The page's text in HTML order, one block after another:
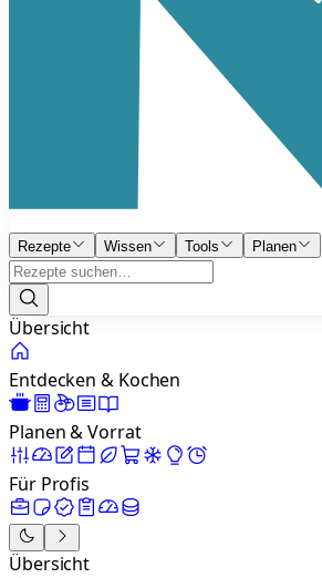
Rezepte Wissen Tools Planen
Übersicht
Entdecken & Kochen
Planen & Vorrat
Für Profis
Übersicht